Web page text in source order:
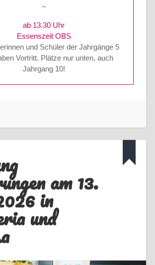
~
ab 13.30 Uhr
Essenszeit OBS
und Schüler der Jahrgänge 5
Vortritt. Plätze nur unten, auch
Jahrgang 10!
am 13.
in
und